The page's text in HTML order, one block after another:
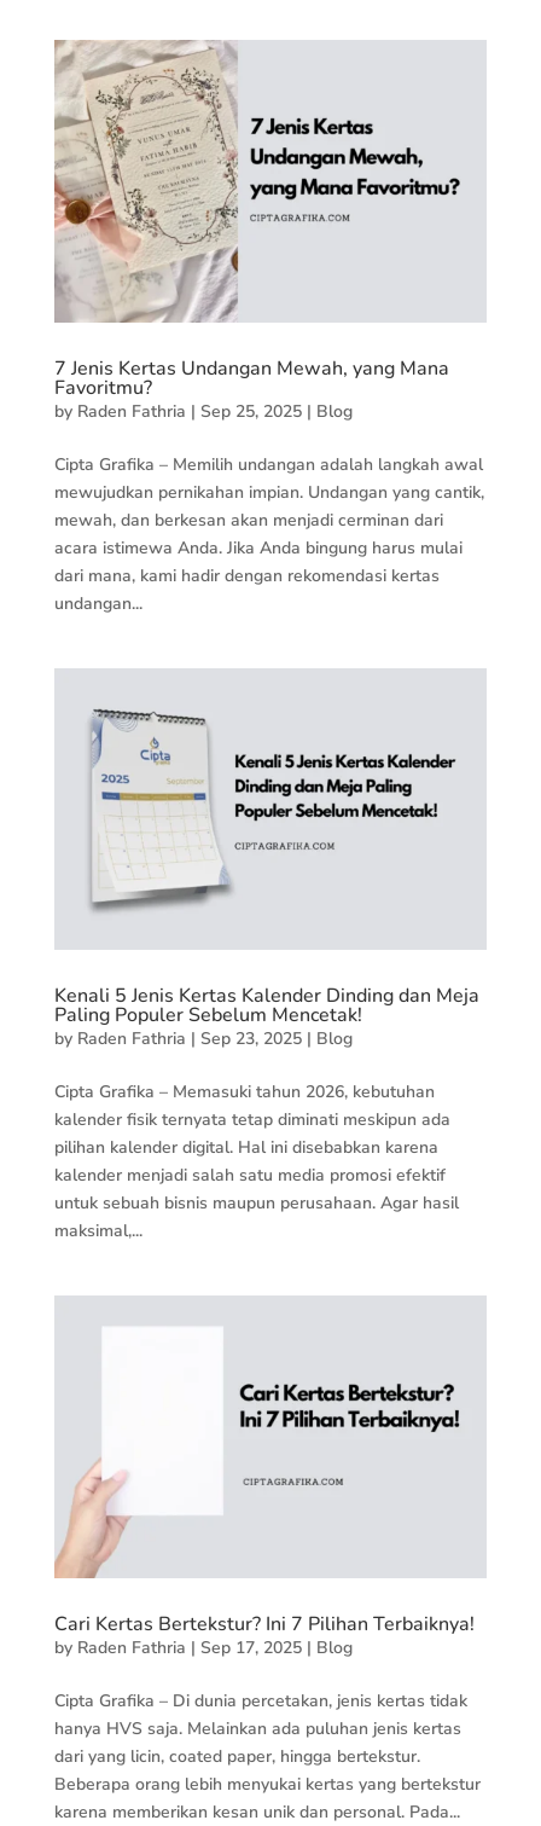
7 Jenis Kertas Undangan Mewah, yang Mana
Favoritmu?
by Raden Fathria | Sep 25, 2025| Blog
Cipta Grafika – Memilih undangan adalah langkah awal
mewujudkan pernikahan impian. Undangan yang cantik,
mewah, dan berkesan akan menjadi cerminan dari
acara istimewa Anda. Jika Anda bingung harus mulai
dari mana, kami hadir dengan rekomendasi kertas
undangan...
Kenali 5 Jenis Kertas Kalender Dinding dan Meja
Paling Populer Sebelum Mencetak!
by Raden Fathria | Sep 23, 2025| Blog
Cipta Grafika – Memasuki tahun 2026, kebutuhan
kalender fisik ternyata tetap diminati meskipun ada
pilihan kalender digital. Hal ini disebabkan karena
kalender menjadi salah satu media promosi efektif
untuk sebuah bisnis maupun perusahaan. Agar hasil
maksimal,...
Cari Kertas Bertekstur? Ini 7 Pilihan Terbaiknya!
by Raden Fathria | Sep 17, 2025| Blog
Cipta Grafika – Di dunia percetakan, jenis kertas tidak
hanya HVS saja. Melainkan ada puluhan jenis kertas
dari yang licin, coated paper, hingga bertekstur.
Beberapa orang lebih menyukai kertas yang bertekstur
karena memberikan kesan unik dan personal. Pada...